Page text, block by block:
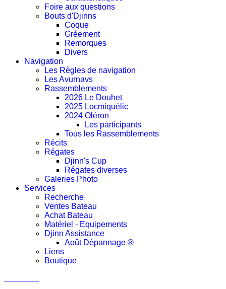
Foire aux questions
Bouts d'Djinns
Coque
Gréement
Remorques
Divers
Navigation
Les Règles de navigation
Les Avurnavs
Rassemblements
2026 Le Douhet
2025 Locmiquélic
2024 Oléron
Les participants
Tous les Rassemblements
Récits
Régates
Djinn's Cup
Régates diverses
Galeries Photo
Services
Recherche
Ventes Bateau
Achat Bateau
Matériel - Equipements
Djinn Assistance
Août Dépannage ®
Liens
Boutique